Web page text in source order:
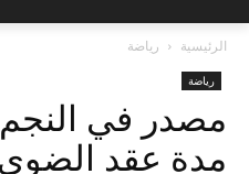
الرئيسية رياضة
رياضة
مصدر في النجم
مدة عقد الضوي